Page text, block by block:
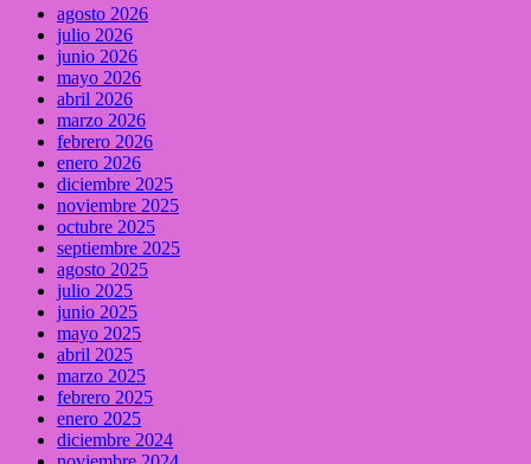
agosto 2026
julio 2026
junio 2026
mayo 2026
abril 2026
marzo 2026
febrero 2026
enero 2026
diciembre 2025
noviembre 2025
octubre 2025
septiembre 2025
agosto 2025
julio 2025
junio 2025
mayo 2025
abril 2025
marzo 2025
febrero 2025
enero 2025
diciembre 2024